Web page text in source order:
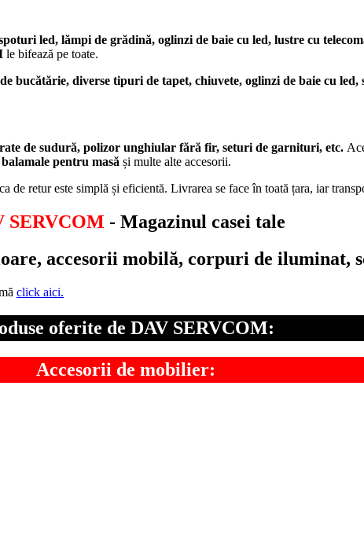
led, lămpi de grădină, oglinzi de baie cu led, lustre cu
le bifează pe toate.
bucătărie, diverse tipuri de tapet, chiuvete, oglinzi de baie cu
de sudură, polizor unghiular fără fir, seturi de garnituri, etc.
pentru masă și multe alte accesorii.
de retur este simplă și eficientă. Livrarea se face în toată țara, iar
SERVCOM - Magazinul casei tale
accesorii mobilă, corpuri de iluminat,
click aici.
oferite de DAV SERVCOM:
Accesorii de mobilier: